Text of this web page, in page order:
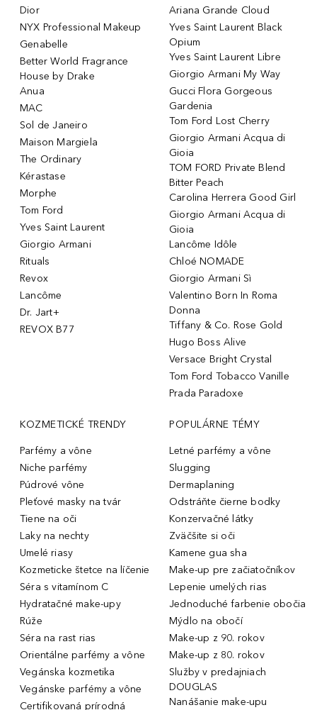
Dior
NYX Professional Makeup
Genabelle
Better World Fragrance
House by Drake
Anua
MAC
Sol de Janeiro
Maison Margiela
The Ordinary
Kérastase
Morphe
Tom Ford
Yves Saint Laurent
Giorgio Armani
Rituals
Revox
Lancôme
Dr. Jart+
REVOX B77
Ariana Grande Cloud
Yves Saint Laurent Black
Opium
Yves Saint Laurent Libre
Giorgio Armani My Way
Gucci Flora Gorgeous
Gardenia
Tom Ford Lost Cherry
Giorgio Armani Acqua di
Gioia
TOM FORD Private Blend
Bitter Peach
Carolina Herrera Good Girl
Giorgio Armani Acqua di
Gioia
Lancôme Idôle
Chloé NOMADE
Giorgio Armani Sì
Valentino Born In Roma
Donna
Tiffany & Co. Rose Gold
Hugo Boss Alive
Versace Bright Crystal
Tom Ford Tobacco Vanille
Prada Paradoxe
KOZMETICKÉ TRENDY
Parfémy a vône
Niche parfémy
Púdrové vône
Pleťové masky na tvár
Tiene na oči
Laky na nechty
Umelé riasy
Kozmeticke štetce na líčenie
Séra s vitamínom C
Hydratačné make-upy
Rúže
Séra na rast rias
Orientálne parfémy a vône
Vegánska kozmetika
Vegánske parfémy a vône
Certifikovaná prírodná
POPULÁRNE TÉMY
Letné parfémy a vône
Slugging
Dermaplaning
Odstráňte čierne bodky
Konzervačné látky
Zväčšite si oči
Kamene gua sha
Make-up pre začiatočníkov
Lepenie umelých rias
Jednoduché farbenie obočia
Mýdlo na obočí
Make-up z 90. rokov
Make-up z 80. rokov
Služby v predajniach
DOUGLAS
Nanášanie make-upu